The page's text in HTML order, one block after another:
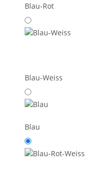
Blau-Rot
Blau-Weiss
Blau